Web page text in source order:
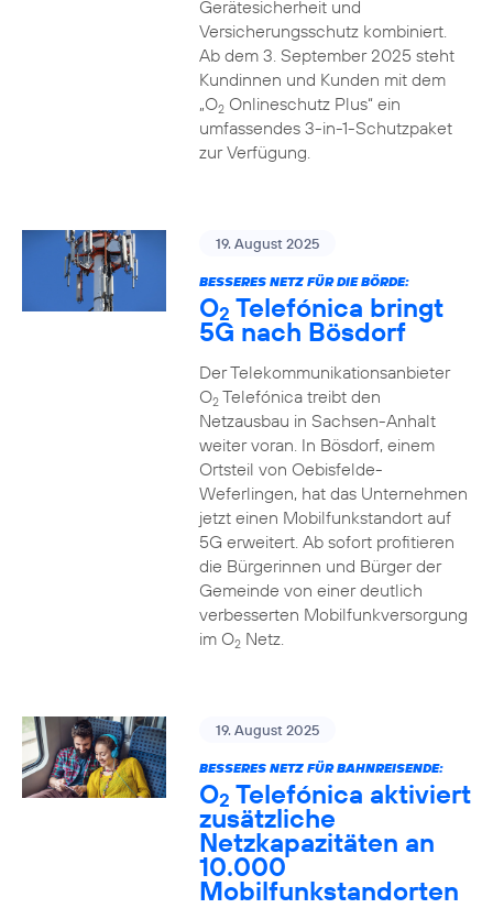
Gerätesicherheit und
Versicherungsschutz kombiniert.
Ab dem 3. September 2025 steht
Kundinnen und Kunden mit dem
„O2Onlineschutz Plus“ ein
umfassendes 3-in-1-Schutzpaket
zur Verfügung.
19. August 2025
BESSERES NETZ FÜR DIE BÖRDE:
O2 Telefónica bringt
5G nach Bösdorf
Der Telekommunikationsanbieter
O2Telefónica treibt den
Netzausbau in Sachsen-Anhalt
weiter voran. In Bösdorf, einem
Ortsteil von Oebisfelde-
Weferlingen, hat das Unternehmen
jetzt einen Mobilfunkstandort auf
5G erweitert. Ab sofort profitieren
die Bürgerinnen und Bürger der
Gemeinde von einer deutlich
verbesserten Mobilfunkversorgung
im O2Netz.
19. August 2025
BESSERES NETZ FÜR BAHNREISENDE:
O2 Telefónica aktiviert
zusätzliche
Netzkapazitäten an
10.000
Mobilfunkstandorten